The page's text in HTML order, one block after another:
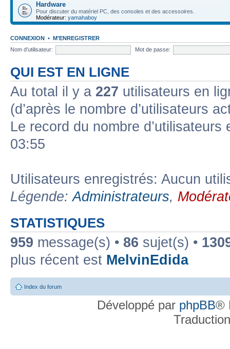
Hardware
Pour discuter du matériel PC, des consoles et des accessoires.
Modérateur: yamahaboy
CONNEXION • M’ENREGISTRER
Nom d’utilisateur:
Mot de passe:
QUI EST EN LIGNE
Au total il y a 227 utilisateurs en
(d’après le nombre d’utilisateurs
Le record du nombre
03:55
Utilisateurs enregistrés: Aucun
Légende:Administrateurs,
STATISTIQUES
959 message(s) • 86 sujet(s) •
plus récent est MelvinEdida
Index du forum
Développé par phpBB®